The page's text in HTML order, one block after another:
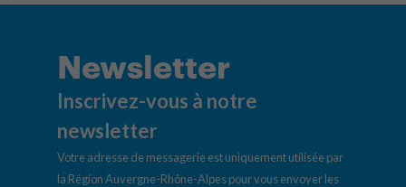
Newsletter
Inscrivez-vous à notre
newsletter
Votre adresse de messagerie est uniquement utilisée par
la Région Auvergne-Rhône-Alpes pour vous envoyer les